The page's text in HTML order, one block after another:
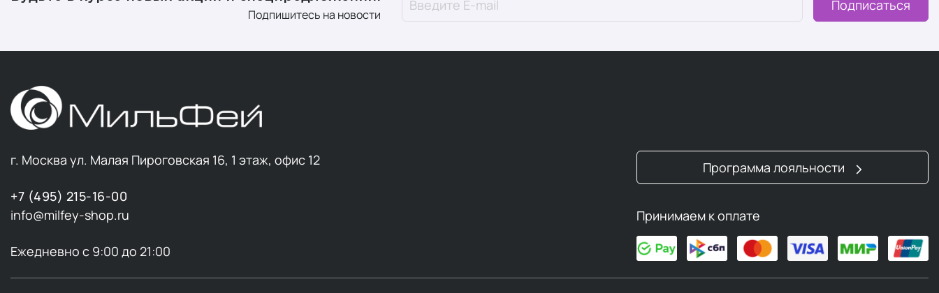
Подпишитесь на новости
Подписаться
г. Москва ул. Малая Пироговская 16, 1 этаж, офис 12
+7 (495) 215-16-00
info@milfey-shop.ru
Ежедневно с 9:00 до 21:00
Программа лояльности
Принимаем к оплате